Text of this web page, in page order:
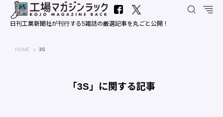
日刊工業新聞社が刊行する5雑誌の厳選記事を丸ごと公開！
HOME 工場マガジンラック｜日刊工業新聞社
3S
「3S」に関する記事